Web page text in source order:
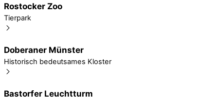
Rostocker Zoo
Tierpark
Doberaner Münster
Historisch bedeutsames Kloster
Bastorfer Leuchtturm